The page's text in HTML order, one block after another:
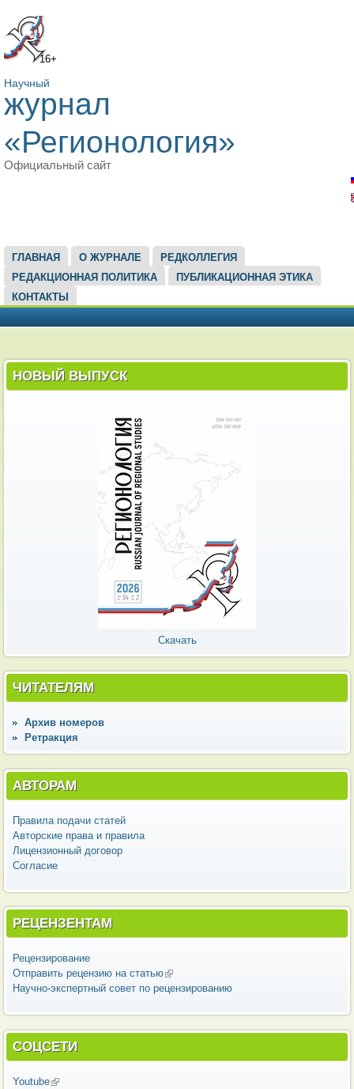
16+
Научный
журнал
«Регионология»
Официальный сайт
ГЛАВНОЕ МЕНЮ
ГЛАВНАЯ О ЖУРНАЛЕ
РЕДКОЛЛЕГИЯ
РЕДАКЦИОННАЯ ПОЛИТИКА
ПУБЛИКАЦИОННАЯ ЭТИКА
КОНТАКТЫ
НОВЫЙ ВЫПУСК
Скачать
ЧИТАТЕЛЯМ
Архив номеров
Ретракция
АВТОРАМ
Правила подачи статей
Авторские права и правила
Лицензионный договор
Согласие
РЕЦЕНЗЕНТАМ
Рецензирование
Отправить рецензию на статью(внешняя ссылка)
Научно-экспертный совет по рецензированию
СОЦСЕТИ
Youtube(внешняя ссылка)